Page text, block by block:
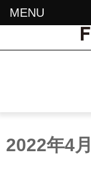
2022年4
MENU